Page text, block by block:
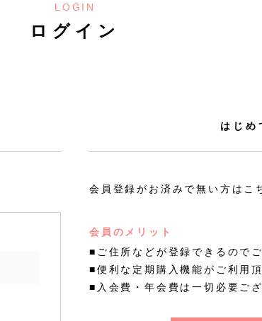
LOGIN
ログイン
はじめ
会員登録がお済みで無い方はこ
会員のメリット
■ご住所などが登録できるので
■便利な定期購入機能がご利用頂
■入会費・年会費は一切必要ござ